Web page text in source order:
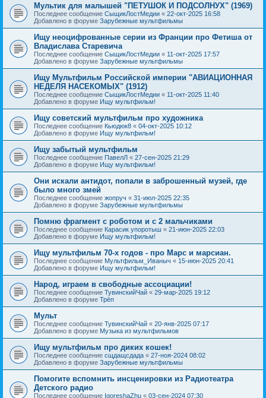
Мультик для малышей "ПЕТУШОК И ПОДСОЛНУХ" (1969)
Последнее сообщение СыщикЛостМедии « 22-окт-2025 16:58
Добавлено в форуме Зарубежные мультфильмы
Ищу неоцифрованные серии из Франции про Фетиша от
Владислава Старевича
Последнее сообщение СыщикЛостМедии « 11-окт-2025 17:57
Добавлено в форуме Зарубежные мультфильмы
Ищу Мультфильм Российской империи "АВИАЦИОННАЯ
НЕДЕЛЯ НАСЕКОМЫХ" (1912)
Последнее сообщение СыщикЛостМедии « 11-окт-2025 11:40
Добавлено в форуме Ищу мультфильм!
Ищу советский мультфильм про художника
Последнее сообщение Кьюдюк8 « 04-окт-2025 10:12
Добавлено в форуме Ищу мультфильм!
Ищу забытый мультфильм
Последнее сообщение ПавелЛ « 27-сен-2025 21:29
Добавлено в форуме Ищу мультфильм!
Они искали антидот, попали в заброшенный музей, где
было много змей
Последнее сообщение жопруч « 31-июл-2025 22:35
Добавлено в форуме Зарубежные мультфильмы
Помню фрагмент с роботом и с 2 мальчиками
Последнее сообщение Карасик упоротыш « 21-июн-2025 22:03
Добавлено в форуме Ищу мультфильм!
Ищу мультфильм 70-х годов - про Марс и марсиан.
Последнее сообщение Мультфильм_Иваныч « 15-июн-2025 20:41
Добавлено в форуме Ищу мультфильм!
Народ, играем в свободные ассоциации!
Последнее сообщение ТувинскийЧай « 29-мар-2025 19:12
Добавлено в форуме Трёп
Мульт
Последнее сообщение ТувинскийЧай « 20-янв-2025 07:17
Добавлено в форуме Музыка из мультфильмов
Ищу мультфильм про диких кошек!
Последнее сообщение сщдащсдада « 27-ноя-2024 08:02
Добавлено в форуме Зарубежные мультфильмы
Помогите вспомнить инсценировки из Радиотеатра
Детского радио
Последнее сообщение IgoreshaZhu « 03-сен-2024 07:30